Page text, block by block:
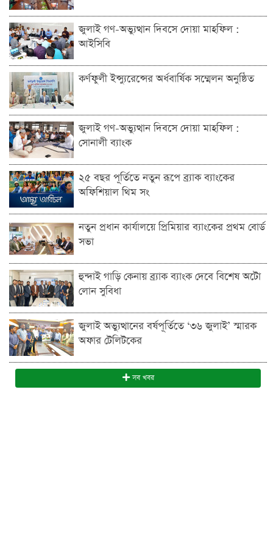
জুলাই গণ-অভ্যুত্থান দিবসে দোয়া মাহফিল :
আইসিবি
কর্ণফুলী ইন্স্যুরেন্সের অর্ধবার্ষিক সম্মেলন অনুষ্ঠিত
জুলাই গণ-অভ্যুত্থান দিবসে দোয়া মাহফিল :
সোনালী ব্যাংক
২৫ বছর পূর্তিতে নতুন রূপে ব্র্যাক ব্যাংকের
অফিশিয়াল থিম সং
নতুন প্রধান কার্যালয়ে প্রিমিয়ার ব্যাংকের প্রথম বোর্ড
সভা
হুন্দাই গাড়ি কেনায় ব্র্যাক ব্যাংক দেবে বিশেষ অটো
লোন সুবিধা
জুলাই অভ্যুত্থানের বর্ষপূর্তিতে ‘৩৬ জুলাই’ স্মারক
অফার টেলিটকের
সব খবর